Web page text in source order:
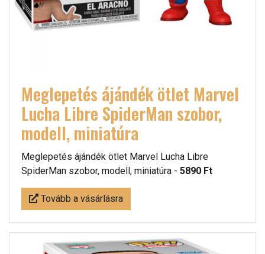
Meglepetés ájándék ötlet Marvel
Lucha Libre SpiderMan szobor,
modell, miniatúra
Meglepetés ájándék ötlet Marvel Lucha Libre
SpiderMan szobor, modell, miniatúra - 5890 Ft
Tovább a vásárlásra